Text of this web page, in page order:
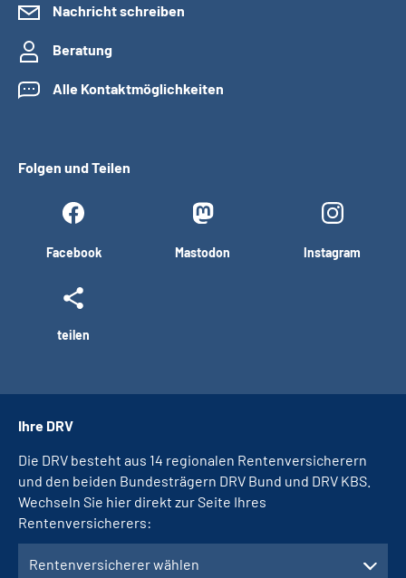
Nachricht schreiben
Beratung
Alle Kontaktmöglichkeiten
Folgen und Teilen
Facebook Mastodon Instagram
teilen
Ihre DRV
Die DRV besteht aus 14 regionalen Rentenversicherern
und den beiden Bundesträgern DRV Bund und DRV KBS.
Wechseln Sie hier direkt zur Seite Ihres
Rentenversicherers:
Rentenversicherer wählen